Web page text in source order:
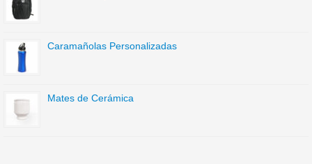
Caramañolas Personalizadas
Mates de Cerámica